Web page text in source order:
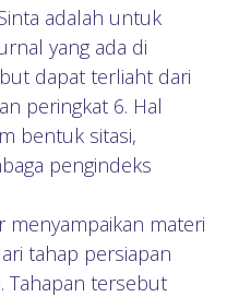
adalah untuk
yang ada di
dapat terliaht dari
peringkat 6. Hal
bentuk sitasi,
pengindeks
menyampaikan materi
tahap persiapan
Tahapan tersebut